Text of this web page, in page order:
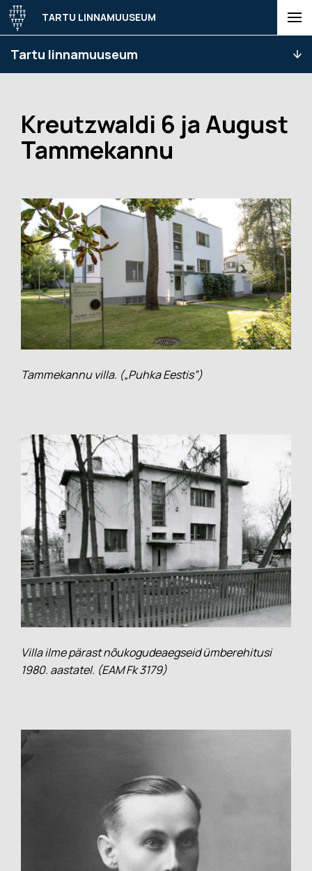
Tartu linnamuuseum
TARTU LINNAMUUSEUM
Kreutzwaldi 6 ja August
Tammekannu
Tammekannu villa. („Puhka Eestis”)
Villa ilme pärast nõukogudeaegseid ümberehitusi
1980. aastatel. (EAM Fk 3179)